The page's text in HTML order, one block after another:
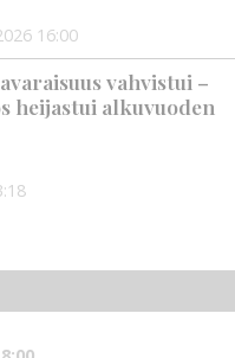
16:00
vahvistui –
heijastui alkuvuoden